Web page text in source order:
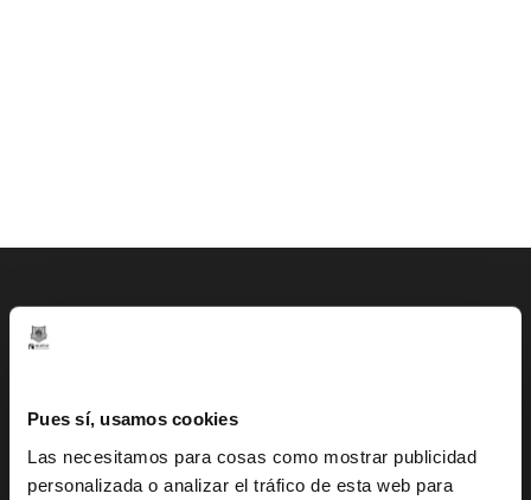
Pues sí, usamos cookies
Las necesitamos para cosas como mostrar publicidad
personalizada o analizar el tráfico de esta web para
info@bilbaobasket.biz